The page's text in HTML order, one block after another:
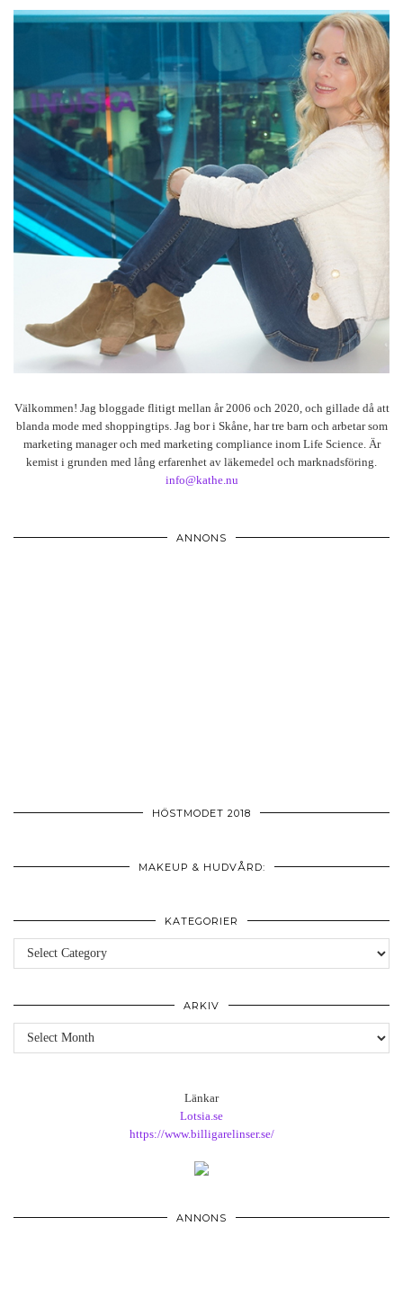
Välkommen! Jag bloggade flitigt mellan år 2006 och 2020, och gillade då att
blanda mode med shoppingtips. Jag bor i Skåne, har tre barn och arbetar som
marketing manager och med marketing compliance inom Life Science. Är
kemist i grunden med lång erfarenhet av läkemedel och marknadsföring.
info@kathe.nu
ANNONS
HÖSTMODET 2018
MAKEUP & HUDVÅRD:
KATEGORIER
Kategorier
ARKIV
Arkiv
Länkar
Lotsia.se
https://www.billigarelinser.se/
ANNONS